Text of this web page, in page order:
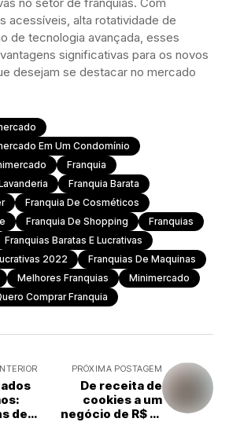
no setor de franquias. Com
acessíveis, alta rotatividade de
de tecnologia avançada, esses
significativas para os novos
desejam se destacar no mercado
Em Um Condomínio
Franquia
Franquia Barata
Franquia De Cosméticos
Franquia De Shopping
Franquias
Franquias Baratas E Lucrativas
2022
Franquias De Maquinas
Melhores Franquias
Minimercado
Comprar Franquia
de
PRÓXIMA POSTAGEM
De receita de
cookies a um
negócio de R$ 17